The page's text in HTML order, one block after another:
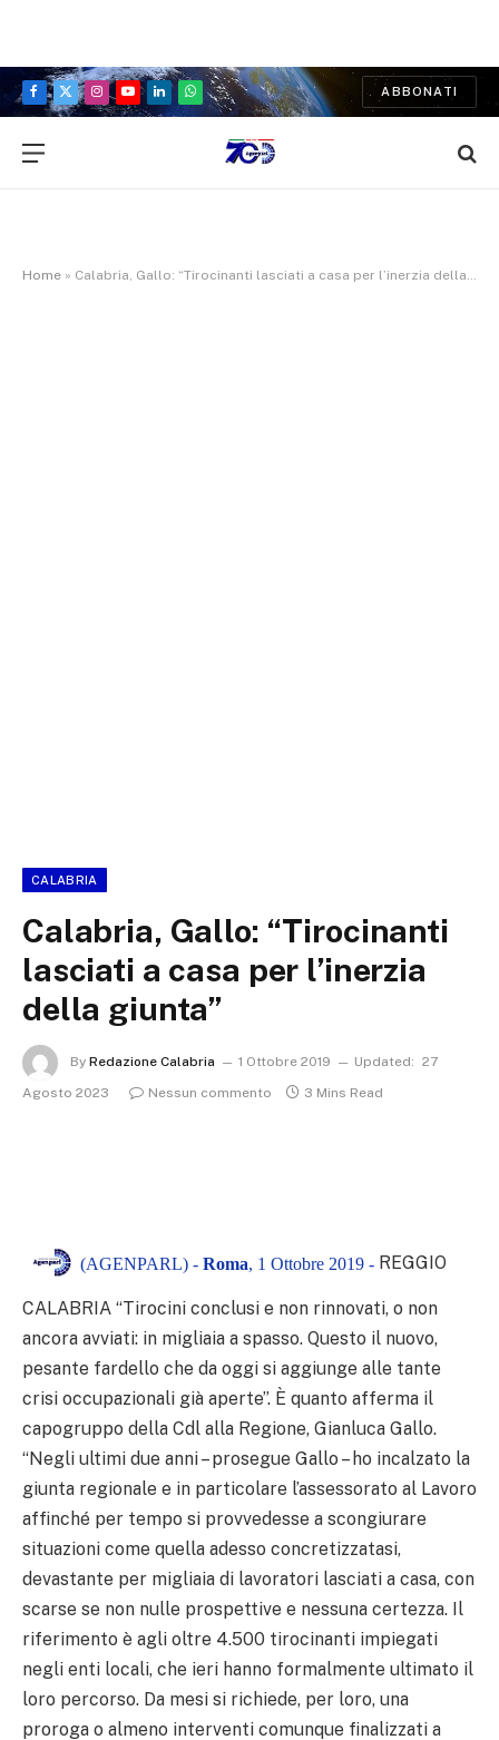
Facebook
X
Instagram
YouTubeLinkedInWhatsApp
ABBONATI
Home » Calabria, Gallo: “Tirocinanti lasciati a casa per l’inerzia della giunta”
CALABRIA
Calabria, Gallo: “Tirocinanti
lasciati a casa per l’inerzia
della giunta”
By Redazione Calabria 1 Ottobre 2019 Updated: 27
Agosto 2023
Nessun commento 3 Mins Read
(AGENPARL) - Roma, 1 Ottobre 2019 - REGGIO
CALABRIA “Tirocini conclusi e non rinnovati, o non
ancora avviati: in migliaia a spasso. Questo il nuovo,
pesante fardello che da oggi si aggiunge alle tante
crisi occupazionali già aperte”. È quanto afferma il
capogruppo della Cdl alla Regione, Gianluca Gallo.
“Negli ultimi due anni – prosegue Gallo – ho incalzato la
giunta regionale e in particolare l’assessorato al Lavoro
affinché per tempo si provvedesse a scongiurare
situazioni come quella adesso concretizzatasi,
devastante per migliaia di lavoratori lasciati a casa, con
scarse se non nulle prospettive e nessuna certezza. Il
riferimento è agli oltre 4.500 tirocinanti impiegati
negli enti locali, che ieri hanno formalmente ultimato il
loro percorso. Da mesi si richiede, per loro, una
proroga o almeno interventi comunque finalizzati a